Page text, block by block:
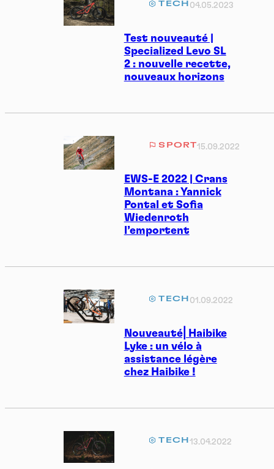
Test nouveauté |
Specialized Levo SL
2 : nouvelle recette,
nouveaux horizons
TECH 04.05.2023
EWS-E 2022 | Crans
Montana : Yannick
Pontal et Sofia
Wiedenroth
l’emportent
SPORT15.09.2022
Nouveauté⎜Haibike
Lyke : un vélo à
assistance légère
chez Haibike !
TECH 01.09.2022
TECH13.04.2022